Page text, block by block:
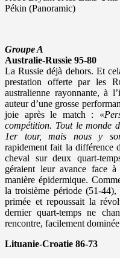
Pékin (Panoramic)
Groupe A
Australie-Russie 95-80
La Russie déjà dehors. Et
prestation offerte par les
australienne rayonnante, à
auteur d’une grosse
joie après le match : «
compétition. Tout le monde
1er tour, mais nous y
rapidement fait la différence
cheval sur deux quart-
géraient leur avance face
manière épidermique.
la troisième période (51-
primée et repoussait la
dernier quart-temps ne
rencontre, facilement
Lituanie-Croatie 86-73